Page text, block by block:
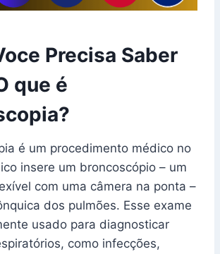
Precisa Saber
que é
é um procedimento médico no
insere um broncoscópio – um
com uma câmera na ponta –
dos pulmões. Esse exame
usado para diagnosticar
como infecções,